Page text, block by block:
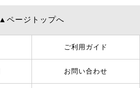
▲ページトップへ
ご利用ガイド
お問い合わせ